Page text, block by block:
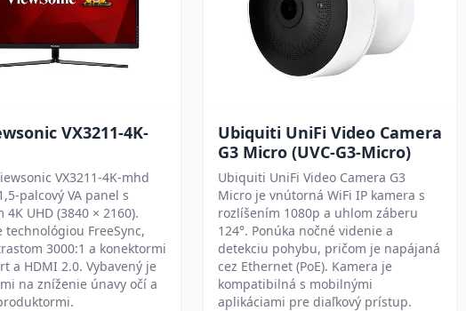
VX3211-4K-
VX3211-4K-mhd
palcový VA panel s
4K UHD (3840 × 2160).
technológiou FreeSync,
3000:1 a konektormi
a HDMI 2.0. Vybavený je
na zníženie únavy očí a
Ubiquiti UniFi Video Camera
G3 Micro (UVC-G3-Micro)
Ubiquiti UniFi Video Camera G3
Micro je vnútorná WiFi IP kamera s
rozlíšením 1080p a uhlom záberu
124°. Ponúka nočné videnie a
detekciu pohybu, pričom je napájaná
cez Ethernet (PoE). Kamera je
kompatibilná s mobilnými
aplikáciami pre diaľkový prístup.